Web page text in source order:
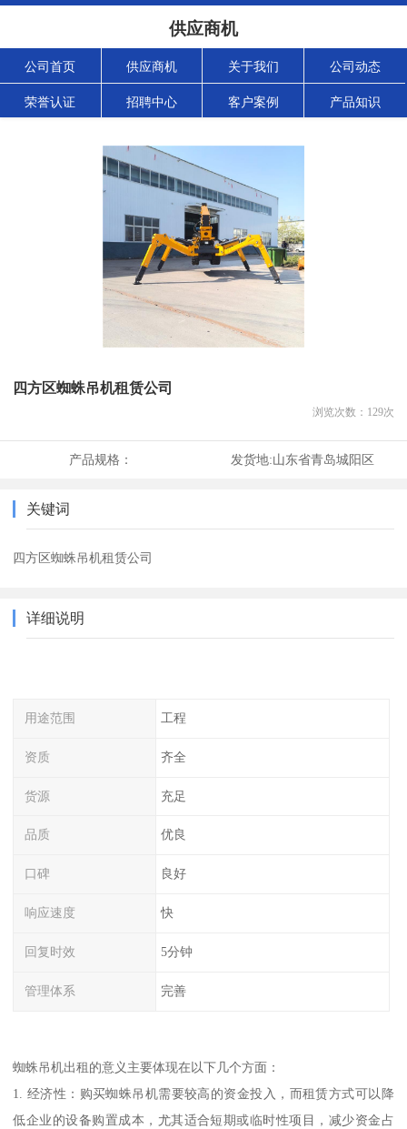
供应商机
公司首页 供应商机 关于我们 公司动态
荣誉认证 招聘中心 客户案例 产品知识
四方区蜘蛛吊机租赁公司
浏览次数： 129次
产品规格： 发货地:山东省青岛城阳区
关键词
四方区蜘蛛吊机租赁公司
详细说明
用途范围 工程
资质 齐全
货源 充足
品质 优良
口碑 良好
响应速度 快
回复时效 5分钟
管理体系 完善
蜘蛛吊机出租的意义主要体现在以下几个方面：
1. 经济性：购买蜘蛛吊机需要较高的资金投入，而租赁方式可以降
低企业的设备购置成本，尤其适合短期或临时性项目，减少资金占